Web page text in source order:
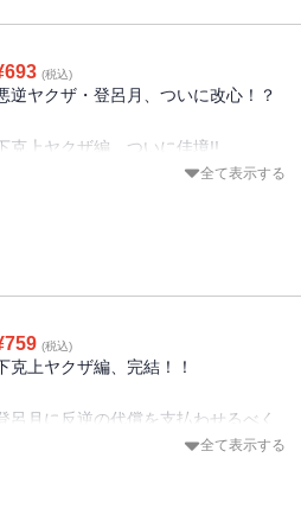
き残るのは一体誰だ――!!
693 (税込)
逆ヤクザ・登呂月、ついに改心！？
克上ヤクザ編、ついに佳境!!
改心を呼びかける玲二に対し、
道潜入伝説、“改過自新”の第83巻!!
全て表示する
759 (税込)
克上ヤクザ編、完結！！
呂月に反逆の代償を支払わせるべく、
蜂乃巣会が浪速城に集結…!!全て表示する